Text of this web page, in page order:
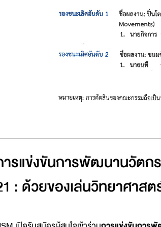
รแข่งขันการพัฒนานวัตก
: ด้วยของเล่นวิทยาศาส